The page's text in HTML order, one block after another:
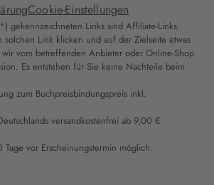
Cookie-Einstellungen
gekennzeichneten Links sind Affiliate-Links.
Link klicken und auf der Zielseite etwas
vom betreffenden Anbieter oder Online-Shop
Es entstehen für Sie keine Nachteile beim
zum Buchpreisbindungspreis inkl.
versandkostenfrei ab 9,00 €
vor Erscheinungstermin möglich.